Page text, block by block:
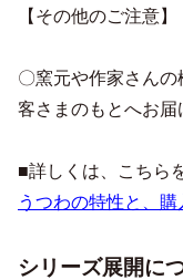
【その他のご注意】
〇窯元や作家さん
客さまのもとへお届
■詳しくは、こちら
うつわの特性と、
シリーズ展開に